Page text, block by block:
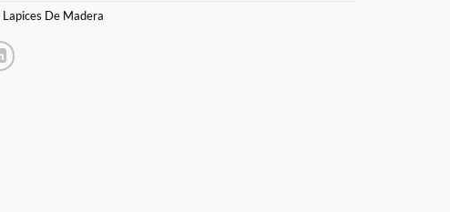
Lapices De Madera